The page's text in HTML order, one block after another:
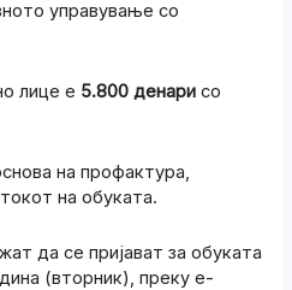
управување со
лице е 5.800 денари со
на профактура,
на обуката.
да се пријават за обуката
(вторник), преку е-